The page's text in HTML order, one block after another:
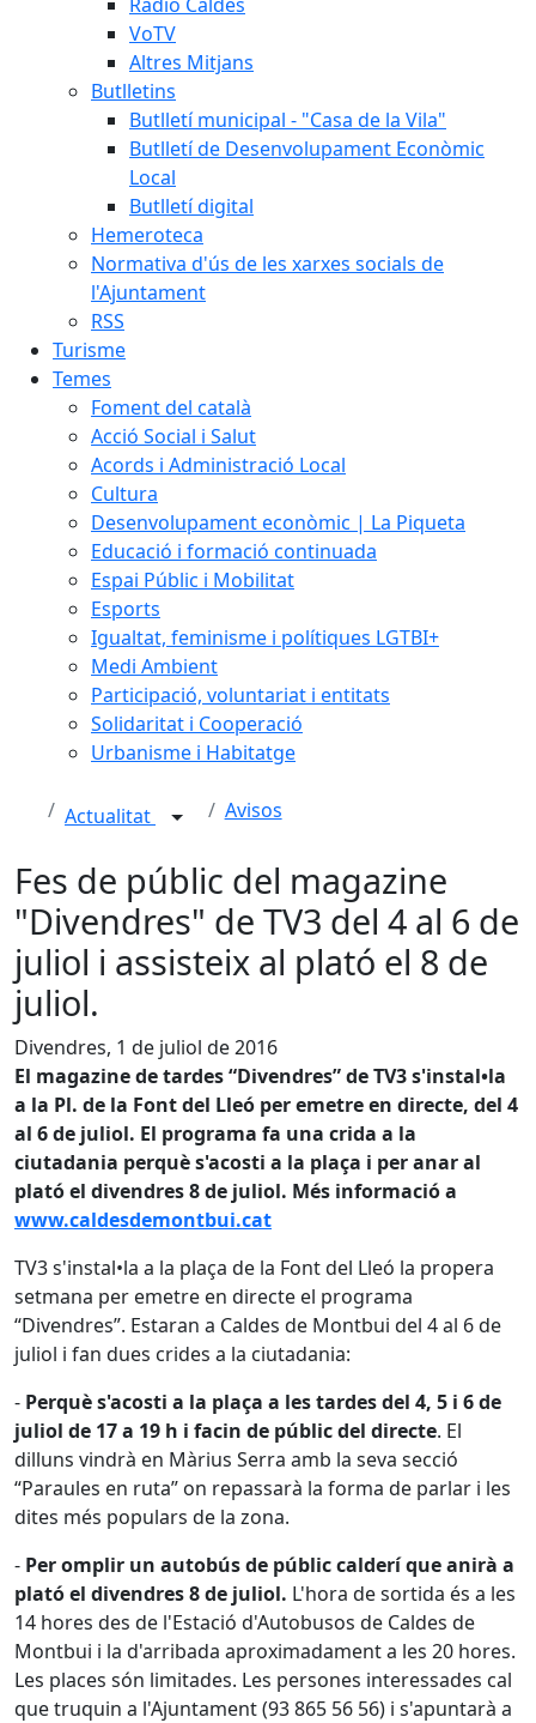
VoTV
Altres Mitjans
Butlletins
Butlletí municipal - "Casa de la Vila"
Butlletí de Desenvolupament Econòmic
Local
Butlletí digital
Hemeroteca
Normativa d'ús de les xarxes socials de
l'Ajuntament
RSS
Turisme
Temes
Foment del català
Acció Social i Salut
Acords i Administració Local
Cultura
Desenvolupament econòmic | La Piqueta
Educació i formació continuada
Espai Públic i Mobilitat
Esports
Igualtat, feminisme i polítiques LGTBI+
Medi Ambient
Participació, voluntariat i entitats
Solidaritat i Cooperació
Urbanisme i Habitatge
Actualitat Avisos
Fes de públic del magazine
"Divendres" de TV3 del 4 al 6 de
juliol i assisteix al plató el 8 de
juliol.
Divendres, 1 de juliol de 2016
El magazine de tardes “Divendres” de TV3 s'instal•la
a la Pl. de la Font del Lleó per emetre en directe, del 4
al 6 de juliol. El programa fa una crida a la
ciutadania perquè s'acosti a la plaça i per anar al
plató el divendres 8 de juliol. Més informació a
www.caldesdemontbui.cat
TV3 s'instal•la a la plaça de la Font del Lleó la propera
setmana per emetre en directe el programa
“Divendres”. Estaran a Caldes de Montbui del 4 al 6 de
juliol i fan dues crides a la ciutadania:
- Perquè s'acosti a la plaça a les tardes del 4, 5 i 6 de
juliol de 17 a 19 h i facin de públic del directe. El
dilluns vindrà en Màrius Serra amb la seva secció
“Paraules en ruta” on repassarà la forma de parlar i les
dites més populars de la zona.
- Per omplir un autobús de públic calderí que anirà a
plató el divendres 8 de juliol. L'hora de sortida és a les
14 hores des de l'Estació d'Autobusos de Caldes de
Montbui i la d'arribada aproximadament a les 20 hores.
Les places són limitades. Les persones interessades cal
que truquin a l'Ajuntament (93 865 56 56) i s'apuntarà a